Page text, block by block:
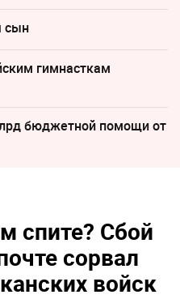
сын
гимнасткам
бюджетной помощи от
спите? Сбой
сорвал
войск